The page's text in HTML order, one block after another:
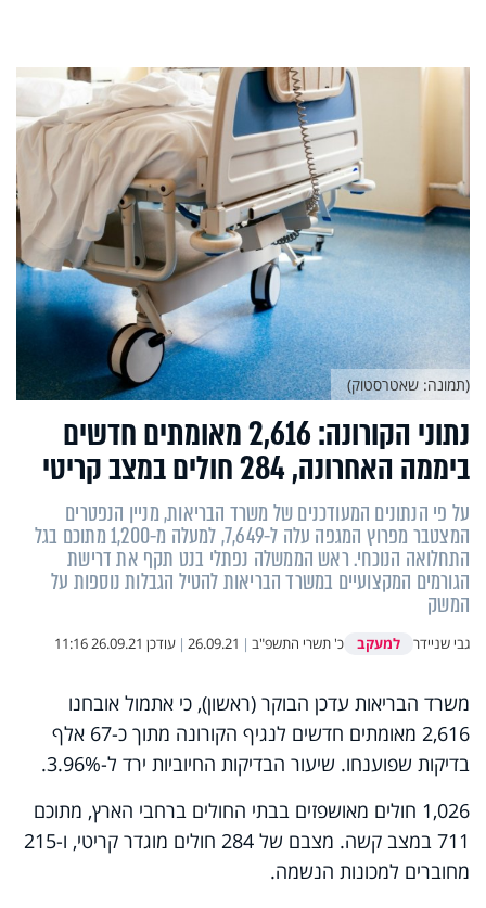
נתוני הקורונה: 2,616 מאומתים חדשים
ביממה האחרונה, 284 חולים במצב קריטי
על פי הנתונים המעודכנים של משרד הבריאות, מניין הנפטרים
המצטבר מפרוץ המגפה עלה ל-7,649, למעלה מ-1,200 מתוכם בגל
התחלואה הנוכחי. ראש הממשלה נפתלי בנט תקף את דרישת
הגורמים המקצועיים במשרד הבריאות להטיל הגבלות נוספות על
המשק
גבי שניידר למעקב כ' תשרי התשפ"ב |
26.09.21
| עודכן 26.09.21 11:16
(תמונה: שאטרסטוק)
משרד הבריאות עדכן הבוקר (ראשון), כי אתמול אובחנו
2,616 מאומתים חדשים לנגיף הקורונה מתוך כ-67 אלף
בדיקות שפוענחו. שיעור הבדיקות החיוביות ירד ל-3.96%.
1,026 חולים מאושפזים בבתי החולים ברחבי הארץ, מתוכם
711 במצב קשה. מצבם של 284 חולים מוגדר קריטי, ו-215
מחוברים למכונות הנשמה.